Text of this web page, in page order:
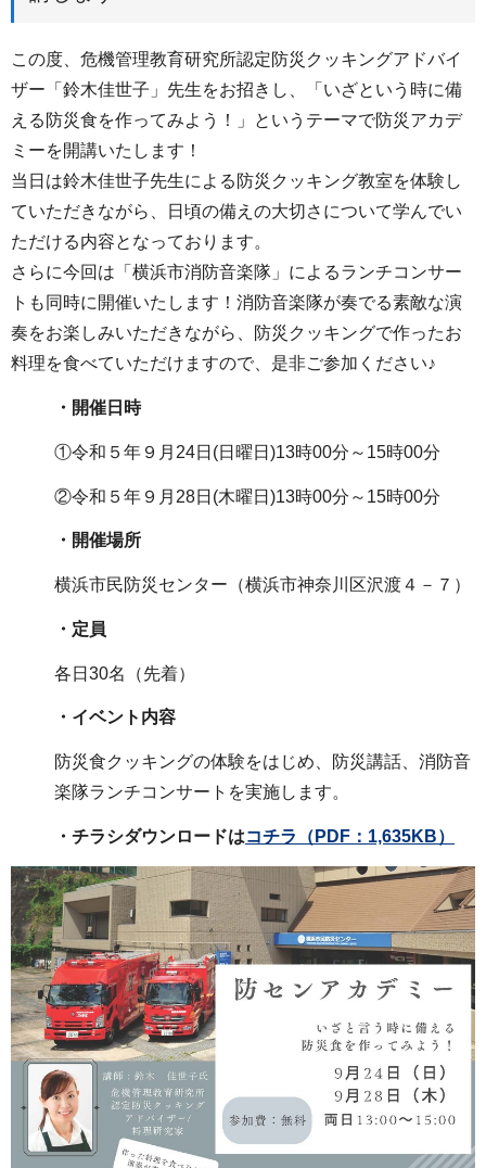
この度、危機管理教育研究所認定防災クッキングアドバイ
ザー「鈴木佳世子」先生をお招きし、「いざという時に備
える防災食を作ってみよう！」というテーマで防災アカデ
ミーを開講いたします！
当日は鈴木佳世子先生による防災クッキング教室を体験し
ていただきながら、日頃の備えの大切さについて学んでい
ただける内容となっております。
さらに今回は「横浜市消防音楽隊」によるランチコンサー
トも同時に開催いたします！消防音楽隊が奏でる素敵な演
奏をお楽しみいただきながら、防災クッキングで作ったお
料理を食べていただけますので、是非ご参加ください♪
・開催日時
①令和５年９月24日(日曜日)13時00分～15時00分
②令和５年９月28日(木曜日)13時00分～15時00分
・開催場所
横浜市民防災センター（横浜市神奈川区沢渡４－７）
・定員
各日30名（先着）
・イベント内容
防災食クッキングの体験をはじめ、防災講話、消防音
楽隊ランチコンサートを実施します。
・チラシダウンロードはコチラ （PDF：1,635KB）